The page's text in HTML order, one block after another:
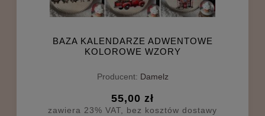
BAZA KALENDARZE ADWENTOWE
KOLOROWE WZORY
Producent: Damelz
55,00 zł
zawiera 23% VAT, bez kosztów dostawy